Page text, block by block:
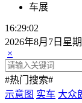
车展
16:29:03
2026年8月7日星
×
#热门搜索#
示意图 实车 大众